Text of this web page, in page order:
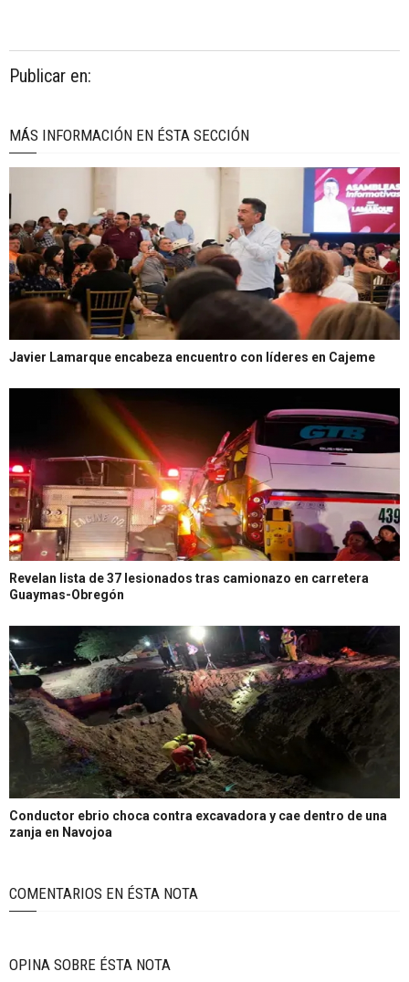
Publicar en:
MÁS INFORMACIÓN EN ÉSTA SECCIÓN
Javier Lamarque encabeza encuentro con líderes en Cajeme
Revelan lista de 37 lesionados tras camionazo en carretera
Guaymas-Obregón
Conductor ebrio choca contra excavadora y cae dentro de una
zanja en Navojoa
COMENTARIOS EN ÉSTA NOTA
OPINA SOBRE ÉSTA NOTA